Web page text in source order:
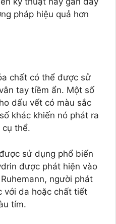
pháp hiệu quả hơn
chất có thể được sử
tay tiềm ẩn. Một số
dấu vết có màu sắc
khác khiến nó phát ra
cụ thể.
sử dụng phổ biến
được phát hiện vào
người phát
với da hoặc chất tiết
tím.